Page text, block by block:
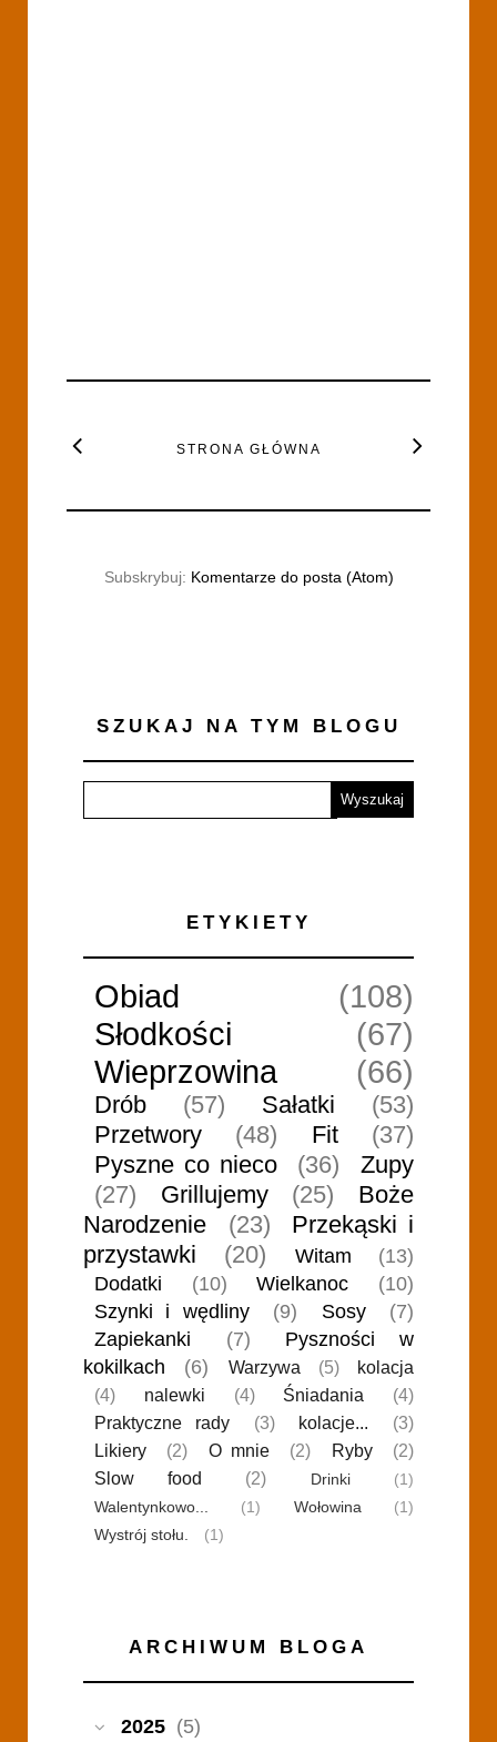
STRONA GŁÓWNA
Subskrybuj: Komentarze do posta (Atom)
SZUKAJ NA TYM BLOGU
ETYKIETY
Obiad
(108)
Słodkości
(67)
Wieprzowina
(66)
Drób (57) Sałatki
(53)
Przetwory
(48) Fit
(37)
Pyszne co nieco
(36)
Zupy
(27)
Grillujemy (25)
Boże
Narodzenie
(23)
Przekąski i
przystawki
(20) Witam
(13)
Dodatki
(10) Wielkanoc
(10)
Szynki i wędliny
(9) Sosy
(7)
Zapiekanki
(7)
Pyszności w
kokilkach
(6) Warzywa (5)
kolacja
(4)
nalewki (4) Śniadania
(4)
Praktyczne rady
(3) kolacje...
(3)
Likiery
(2) O mnie (2) Ryby
(2)
Slow food
(2) Drinki
(1)
Walentynkowo...
(1) Wołowina
(1)
Wystrój stołu.
(1)
ARCHIWUM BLOGA
2025 (5)